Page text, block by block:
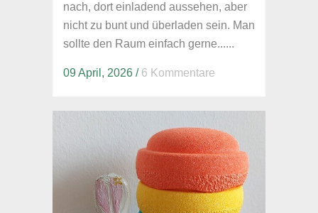
nach, dort einladend aussehen, aber
nicht zu bunt und überladen sein. Man
sollte den Raum einfach gerne......
09 April, 2026 / 6 Kommentare